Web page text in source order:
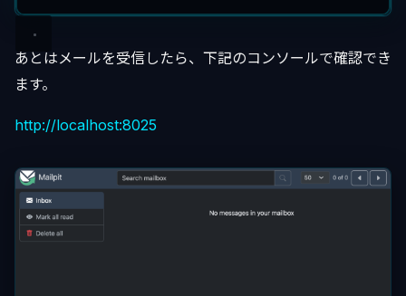
あとはメールを受信したら、下記のコンソールで確認でき
ます。
http://localhost:8025